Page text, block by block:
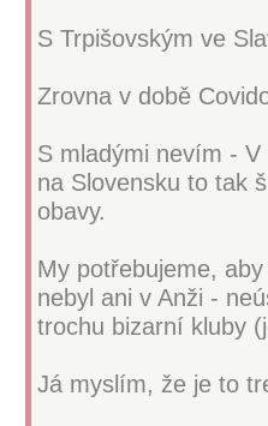
S Trpišovským ve
Zrovna v době
S mladými nevím -
na Slovensku to tak
obavy.
My potřebujeme,
nebyl ani v Anži -
trochu bizarní kluby
Já myslím, že je to